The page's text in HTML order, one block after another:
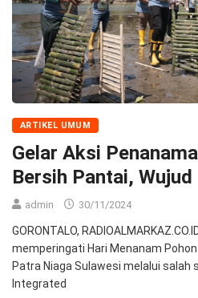
ARTIKEL UMUM
Gelar Aksi
Bersih Pantai,
admin 30/11/2024
GORONTALO,
memperingati Hari Menanam
Patra Niaga Sulawesi melalui salah
Integrated